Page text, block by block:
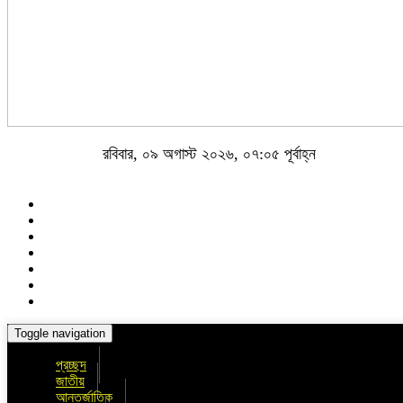
রবিবার, ০৯ অগাস্ট ২০২৬, ০৭:০৫ পূর্বাহ্ন
Toggle navigation
প্রচ্ছদ
জাতীয়
আন্তর্জাতিক